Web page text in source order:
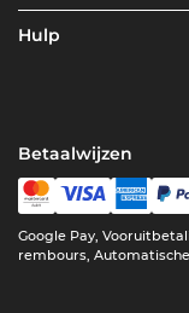
Hulp
Betaalwijzen
Google Pay,
rembours,